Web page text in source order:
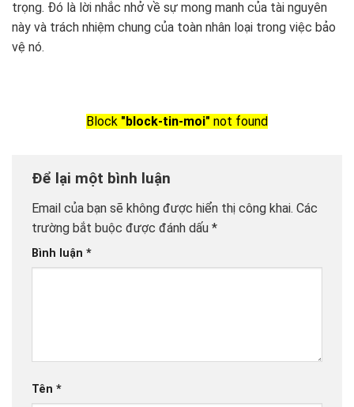
trọng. Đó là lời nhắc nhở về sự mong manh của tài nguyên
này và trách nhiệm chung của toàn nhân loại trong việc bảo
vệ nó.
Block "block-tin-moi" not found
Để lại một bình luận
Email của bạn sẽ không được hiển thị công khai. Các
trường bắt buộc được đánh dấu *
Bình luận *
Tên *